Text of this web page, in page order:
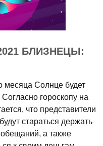
БЛИЗНЕЦЫ:
месяца Солнце будет
гороскопу на
что представители
стараться держать
а также